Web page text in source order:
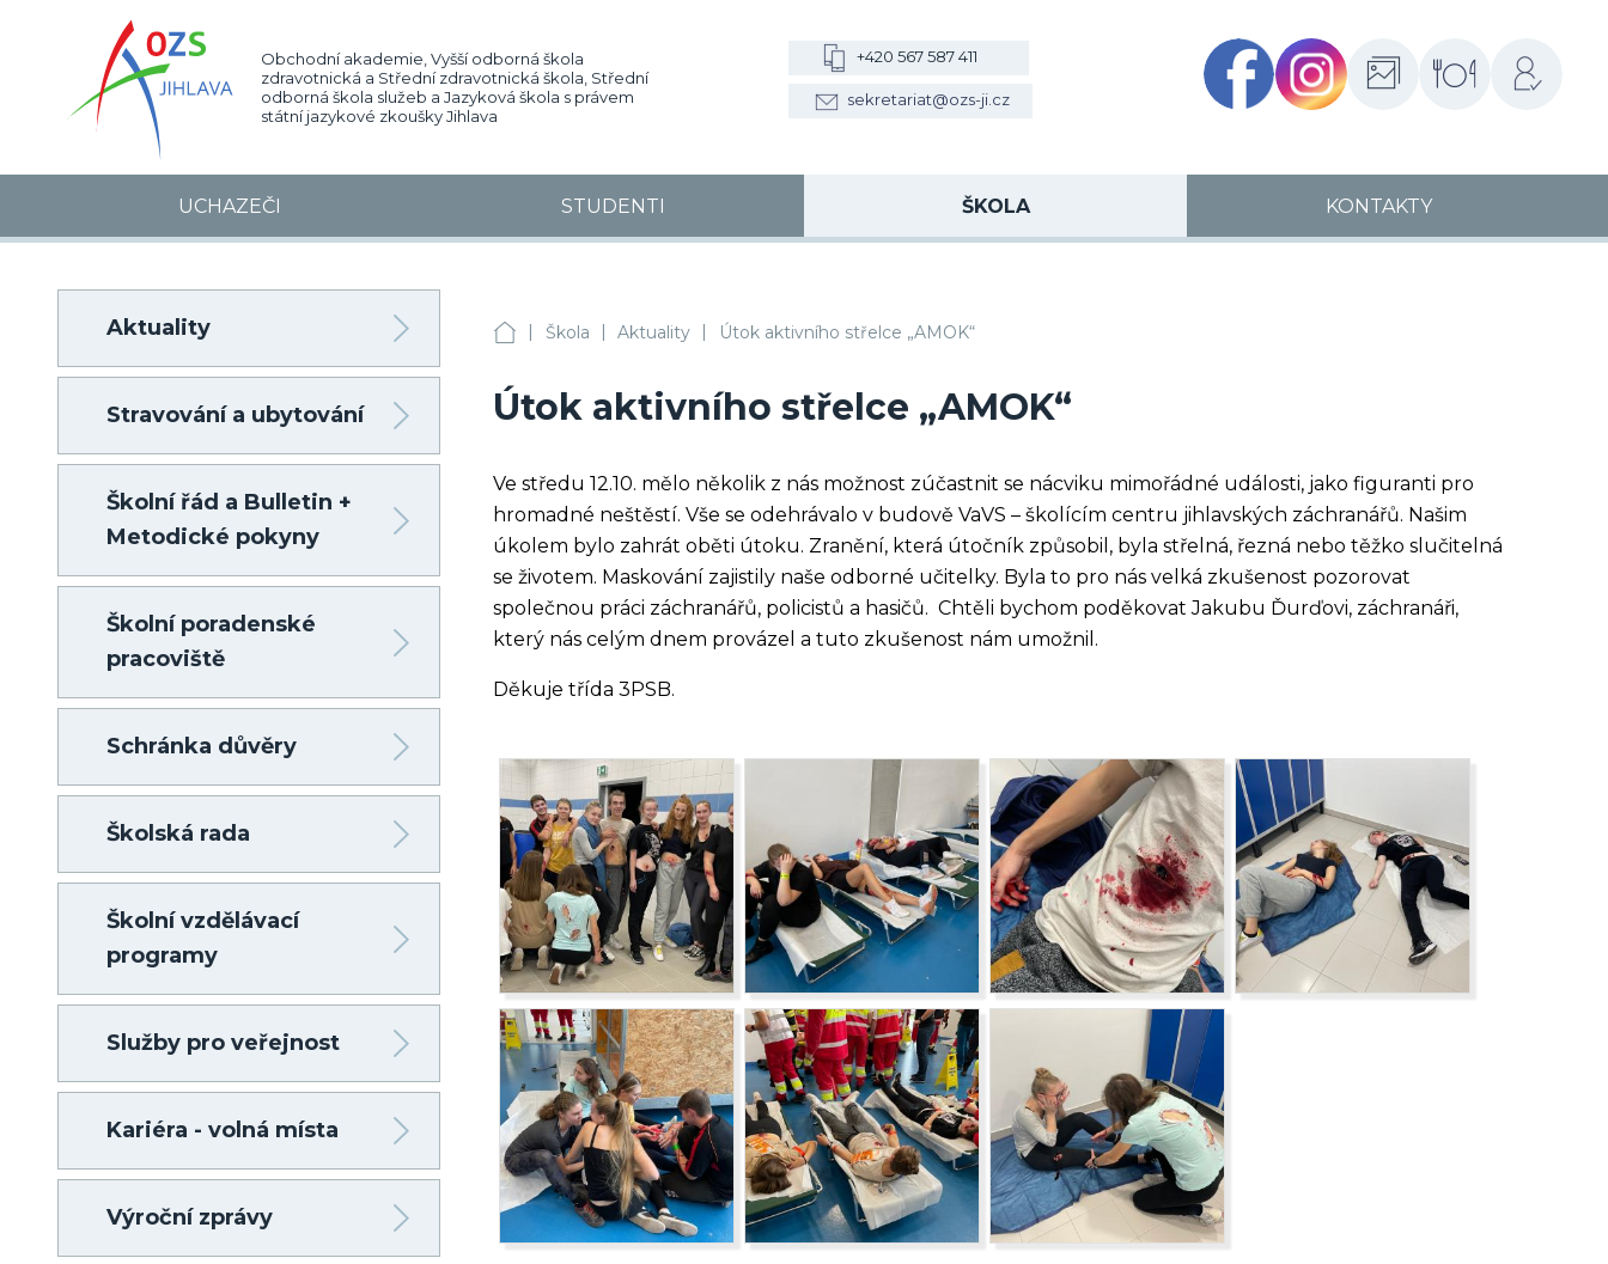
Obchodní akademie, Vyšší odborná škola
zdravotnická a Střední zdravotnická škola, Střední
odborná škola služeb a Jazyková škola s právem
státní jazykové zkoušky Jihlava
+420 567 587 411
sekretariat@ozs-ji.cz
FacebookInstagramFotogalerieŠkolní
jídelny
Přihlášení
UCHAZEČI STUDENTI ŠKOLA KONTAKTY
OA, VOŠZ a SZŠ, SOŠS Jihlava
| Škola | Aktuality | Útok aktivního střelce „AMOK“
Útok aktivního střelce „AMOK“
Ve středu 12.10. mělo několik z nás možnost zúčastnit se nácviku mimořádné události, jako figuranti pro
hromadné neštěstí. Vše se odehrávalo v budově VaVS – školícím centru jihlavských záchranářů. Našim
úkolem bylo zahrát oběti útoku. Zranění, která útočník způsobil, byla střelná, řezná nebo těžko slučitelná
se životem. Maskování zajistily naše odborné učitelky. Byla to pro nás velká zkušenost pozorovat
společnou práci záchranářů, policistů a hasičů. Chtěli bychom poděkovat Jakubu Ďurďovi, záchranáři,
který nás celým dnem provázel a tuto zkušenost nám umožnil.
Děkuje třída 3PSB.
Aktuality
Stravování a ubytování
Školní řád a Bulletin +
Metodické pokyny
Školní poradenské
pracoviště
Schránka důvěry
Školská rada
Školní vzdělávací
programy
Služby pro veřejnost
Kariéra - volná místa
Výroční zprávy